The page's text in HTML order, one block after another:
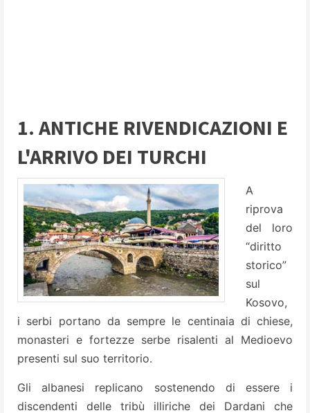
1. ANTICHE RIVENDICAZIONI E
L'ARRIVO DEI TURCHI
A
riprova
del loro
“diritto
storico”
sul
Kosovo,
i serbi portano da sempre le centinaia di chiese,
monasteri e fortezze serbe risalenti al Medioevo
presenti sul suo territorio.
Gli albanesi replicano sostenendo di essere i
discendenti delle tribù illiriche dei Dardani che